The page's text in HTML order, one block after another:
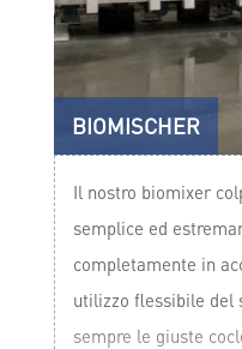
BIOMISCHER
Il nostro biomixer
semplice ed
completamente in
utilizzo flessibile del
sempre le giuste